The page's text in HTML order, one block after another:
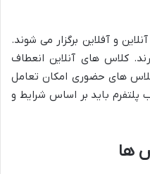
و آفلاین برگزار می شوند.
کلاس های آنلاین انعطاف
های حضوری امکان تعامل
پلتفرم باید بر اساس شرایط و
ها